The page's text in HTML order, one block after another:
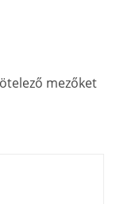
mezőket